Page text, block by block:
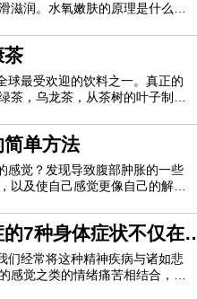
滋润。水氧嫩肤的原理是什么？
理水氧治疗仪利用高压氧气和水
子颗粒形成的喷雾流作用于皮
纯氧迅速进入皮肤深层，使皮
茶
球最受欢迎的饮料之一。真正的
茶，乌龙茶，从茶树的叶子制成
进健康的植物化学物质，并且不
毫不犹豫地冲泡一杯。红茶为了
叶子会被擦伤并使其枯萎
单方法
感觉？发现导致腹部肿胀的一些
以及使自己感觉更像自己的解决
地锻炼和饮食，那么腹胀怎么
很明显（你好，荷尔蒙和昨晚的
但其他时候则是你的健康习惯
7种身体症状不仅在
们经常将这种精神疾病与诸如悲
感觉之类的情绪痛苦相结合，研